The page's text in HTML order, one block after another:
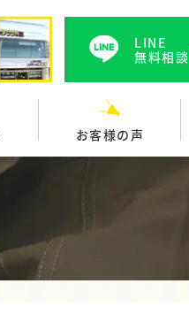
LINE
無料相談
お客様の声